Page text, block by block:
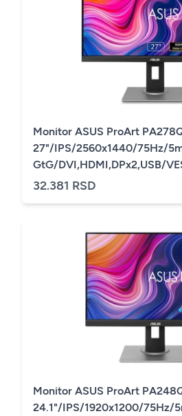
Monitor ASUS ProArt
27"/IPS/2560x1440/75Hz/
GtG/DVI,HDMI,DPx2,USB/
32.381 RSD
Monitor ASUS ProArt
24.1"/IPS/1920x1200/75Hz/